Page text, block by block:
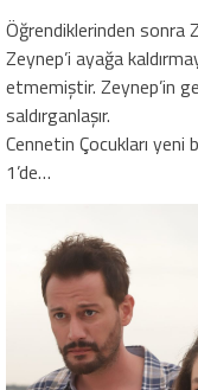
Öğrendiklerinden sonra
Zeynep’i ayağa
etmemiştir. Zeynep’in
saldırganlaşır.
Cennetin Çocukları
1’de…